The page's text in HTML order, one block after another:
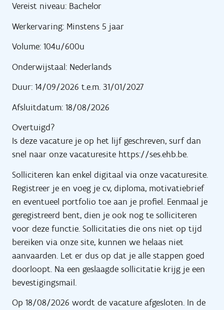
Vereist niveau: Bachelor
Werkervaring: Minstens 5 jaar
Volume: 104u/600u
Onderwijstaal: Nederlands
Duur: 14/09/2026 t.e.m. 31/01/2027
Afsluitdatum: 18/08/2026
Overtuigd?
Is deze vacature je op het lijf geschreven, surf dan
snel naar onze vacaturesite https://ses.ehb.be.
Solliciteren kan enkel digitaal via onze vacaturesite.
Registreer je en voeg je cv, diploma, motivatiebrief
en eventueel portfolio toe aan je profiel. Eenmaal je
geregistreerd bent, dien je ook nog te solliciteren
voor deze functie. Sollicitaties die ons niet op tijd
bereiken via onze site, kunnen we helaas niet
aanvaarden. Let er dus op dat je alle stappen goed
doorloopt. Na een geslaagde sollicitatie krijg je een
bevestigingsmail.
Op 18/08/2026 wordt de vacature afgesloten. In de